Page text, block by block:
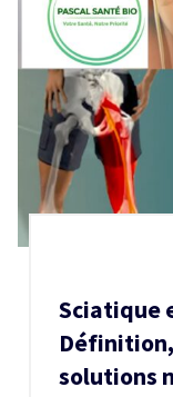
Sciatique
solutions